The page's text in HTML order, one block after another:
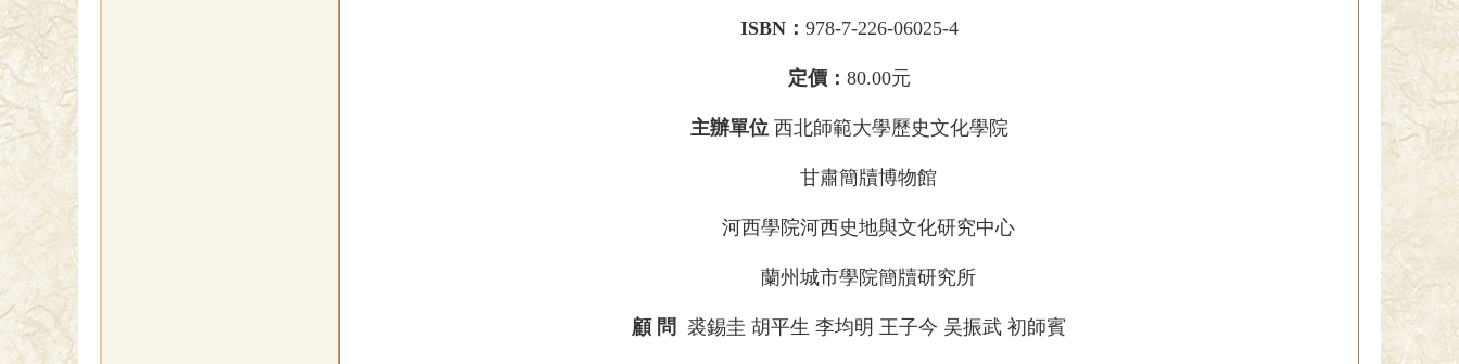
ISBN： 978-7-226-06025-4
定價： 80.00元
主辦單位 西北師範大學歷史文化學院
甘肅簡牘博物館
河西學院河西史地與文化研究中心
蘭州城市學院簡牘研究所
顧 問 裘錫圭 胡平生 李均明 王子今 吴振武 初師賓